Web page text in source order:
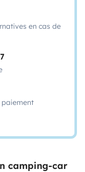
en cas de
paiement
camping-car